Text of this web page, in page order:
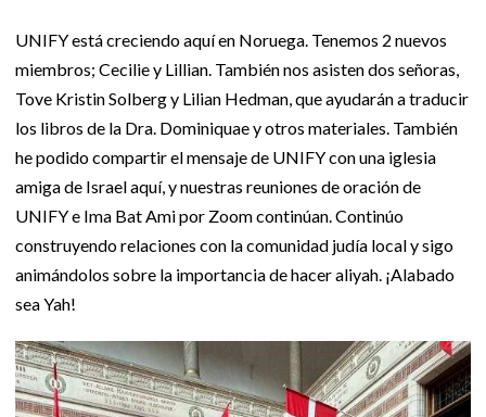
UNIFY está creciendo aquí en Noruega. Tenemos 2 nuevos
miembros; Cecilie y Lillian. También nos asisten dos señoras,
Tove Kristin Solberg y Lilian Hedman, que ayudarán a traducir
los libros de la Dra. Dominiquae y otros materiales. También
he podido compartir el mensaje de UNIFY con una iglesia
amiga de Israel aquí, y nuestras reuniones de oración de
UNIFY e Ima Bat Ami por Zoom continúan. Continúo
construyendo relaciones con la comunidad judía local y sigo
animándolos sobre la importancia de hacer aliyah. ¡Alabado
sea Yah!